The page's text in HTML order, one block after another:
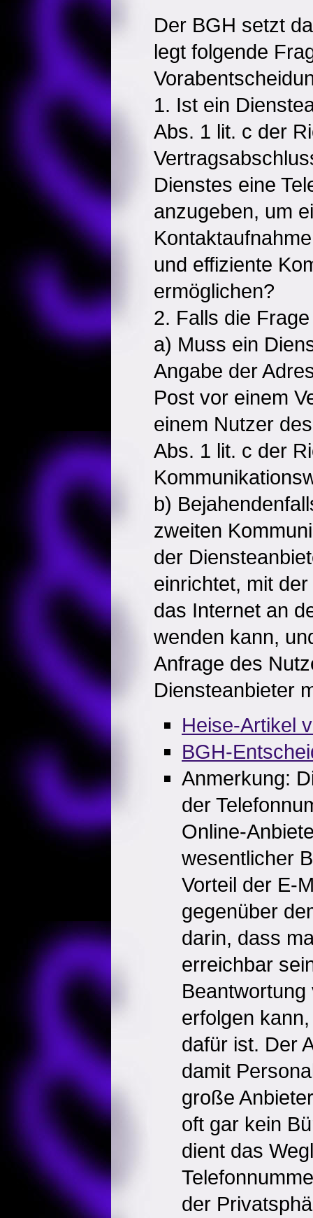
Der BGH setzt
legt folgende
1. Ist ein
Abs. 1 lit. c der
Dienstes eine
anzugeben, um
und effiziente
ermöglichen?
2. Falls die
a) Muss ein
Angabe der
Post vor einem
einem Nutzer
Abs. 1 lit. c der
b)
zweiten
der
einrichtet, mit
das Internet an
wenden kann,
Anfrage des
Diensteanbieter
Heise-Artikel
BGH-
Anmerkung:
der
Online-
wesentlicher
Vorteil der E-
gegenüber
darin, dass
erreichbar
erfolgen
dafür ist. Der
damit
große
oft gar kein
dient das
der